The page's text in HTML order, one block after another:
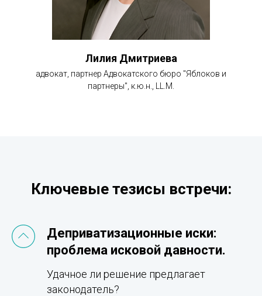
Лилия Дмитриева
адвокат, партнер Адвокатского бюро "Яблоков и
партнеры", к.ю.н., LL.M.
Ключевые тезисы встречи:
Деприватизационные иски:
проблема исковой давности.
Удачное ли решение предлагает
законодатель?